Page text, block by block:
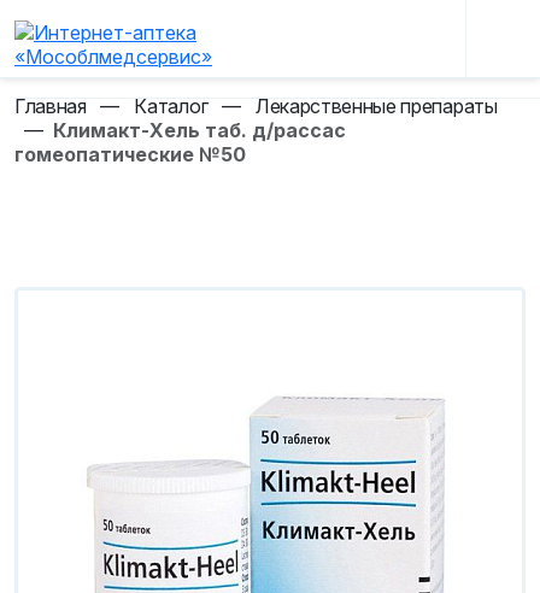
Главная — Каталог — Лекарственные препараты
— Климакт-Хель таб. д/рассас
гомеопатические №50